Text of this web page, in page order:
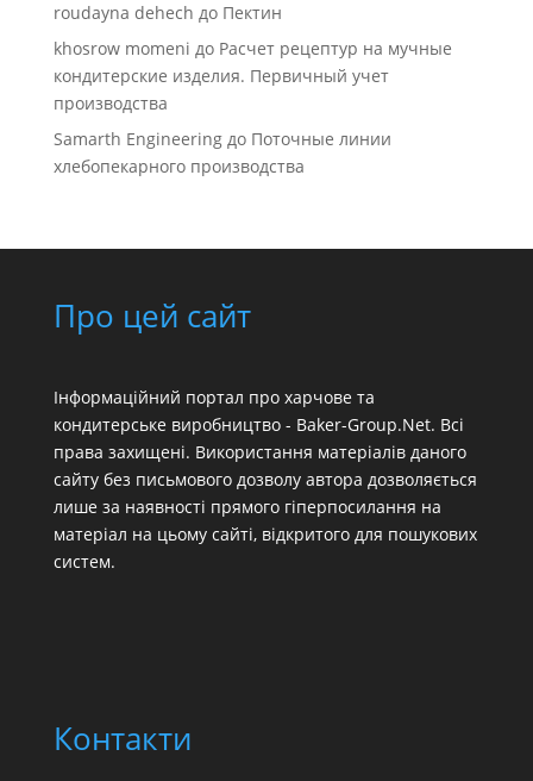
roudayna dehech до Пектин
khosrow momeni до Расчет рецептур на мучные
кондитерские изделия. Первичный учет
производства
Samarth Engineeringдо Поточные линии
хлебопекарного производства
Про цей сайт
Інформаційний портал про харчове та
кондитерське виробництво - Baker-Group.Net. Всі
права захищені. Використання матеріалів даного
сайту без письмового дозволу автора дозволяється
лише за наявності прямого гіперпосилання на
матеріал на цьому сайті, відкритого для пошукових
систем.
Контакти